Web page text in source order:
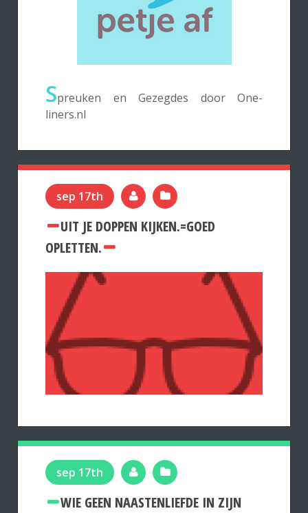
Spreuken en Gezegdes door One-
liners.nl
sep 17th
UIT JE DOPPEN KIJKEN.=GOED
OPLETTEN.
sep 17th
WIE GEEN NAASTENLIEFDE IN ZIJN